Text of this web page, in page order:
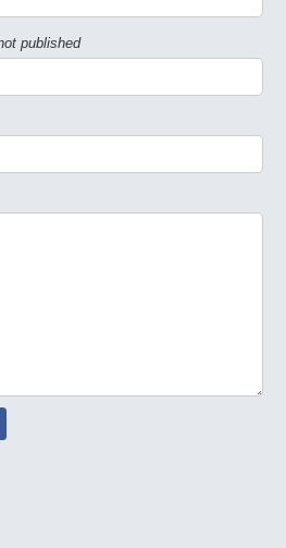
published